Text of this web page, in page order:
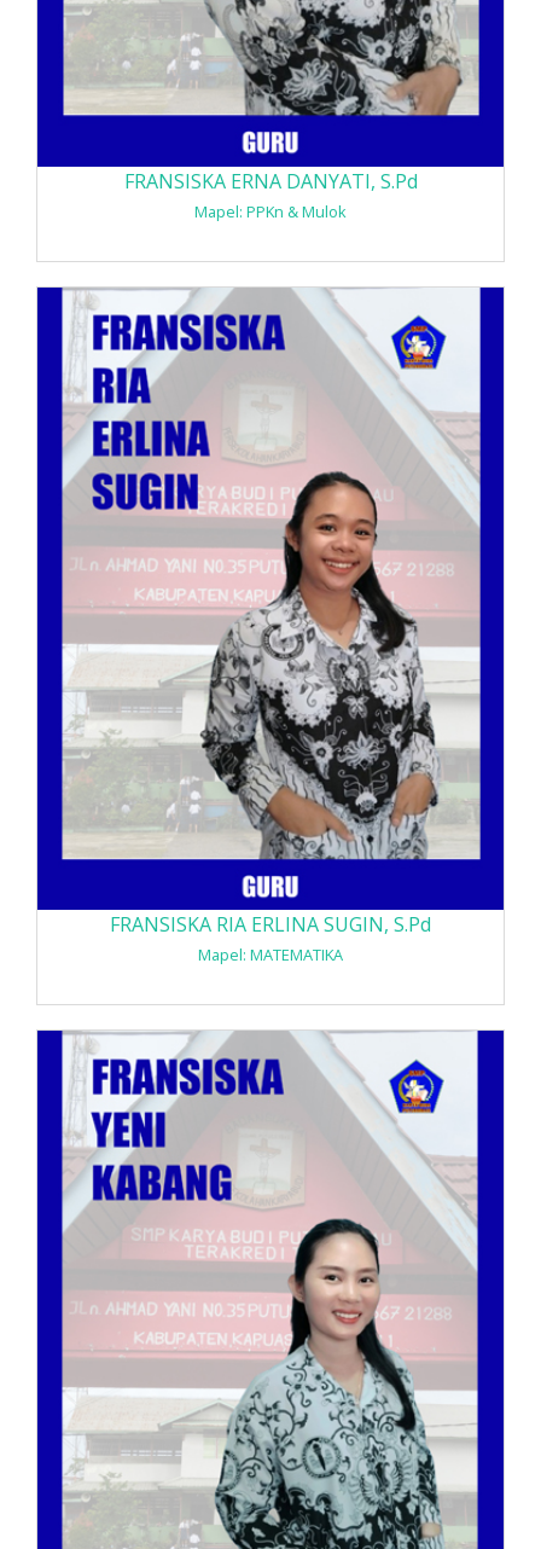
FRANSISKA ERNA DANYATI, S.Pd
Mapel: PPKn & Mulok
FRANSISKA RIA ERLINA SUGIN, S.Pd
Mapel: MATEMATIKA